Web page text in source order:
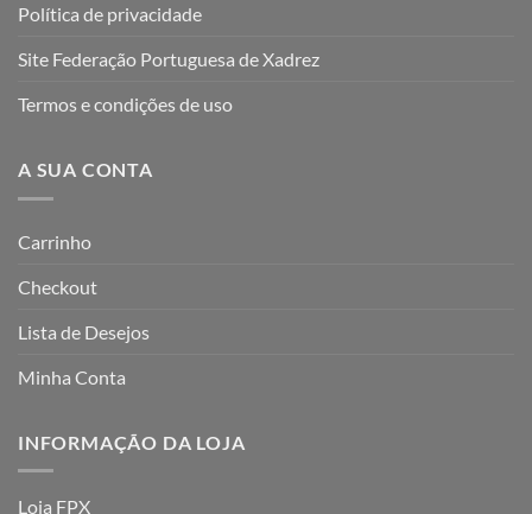
Política de privacidade
Site Federação Portuguesa de Xadrez
Termos e condições de uso
A SUA CONTA
Carrinho
Checkout
Lista de Desejos
Minha Conta
INFORMAÇÃO DA LOJA
Loja FPX